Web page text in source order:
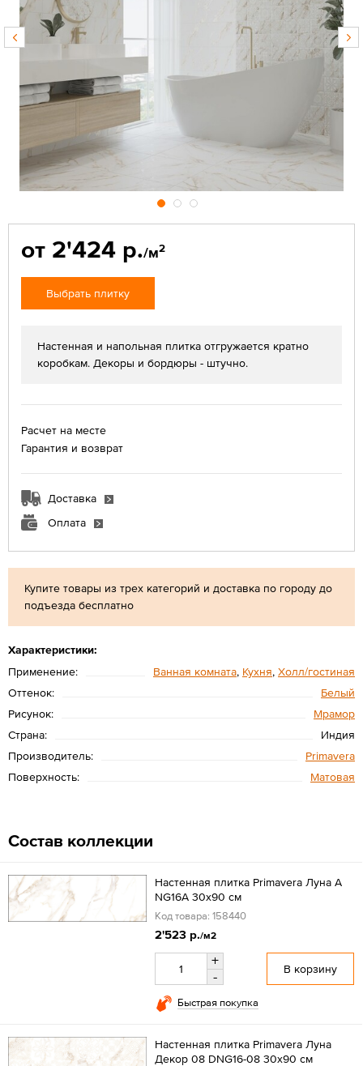
Купите товары из трех категорий и доставка по городу до
подъезда бесплатно
Характеристики:
Применение:
Ванная комната, Кухня, Холл/гостиная
Оттенок:
Белый
Рисунок:
Мрамор
Страна:
Индия
Производитель:
Primavera
Поверхность:
Матовая
от 2'424 р./м2
Выбрать плитку
Настенная и напольная плитка отгружается кратно
коробкам. Декоры и бордюры - штучно.
Расчет на месте
Гарантия и возврат
Доставка
Оплата
Состав коллекции
Настенная плитка Primavera Луна A
NG16A 30x90 см
Код товара: 158440
2'523 р./м2
+
-
В корзину
Быстрая покупка
Настенная плитка Primavera Луна
Декор 08 DNG16-08 30x90 см